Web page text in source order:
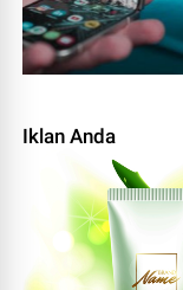
Iklan Anda